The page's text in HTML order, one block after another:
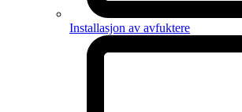
Installasjon av avfuktere